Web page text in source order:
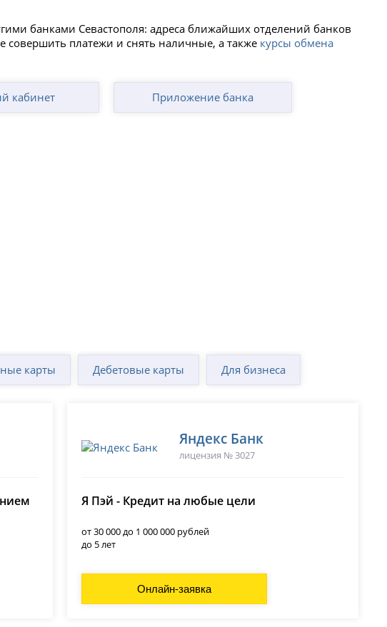
банками Севастополя: адреса ближайших отделений банков
совершить платежи и снять наличные, а также курсы обмена
кабинет Приложение банка
карты Дебетовые карты Для бизнеса
Яндекс Банк
лицензия № 3027
Я Пэй - Кредит на любые цели
от 30 000 до 1 000 000 рублей
до 5 лет
Онлайн-заявка